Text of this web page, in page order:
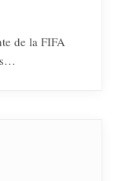
de la FIFA